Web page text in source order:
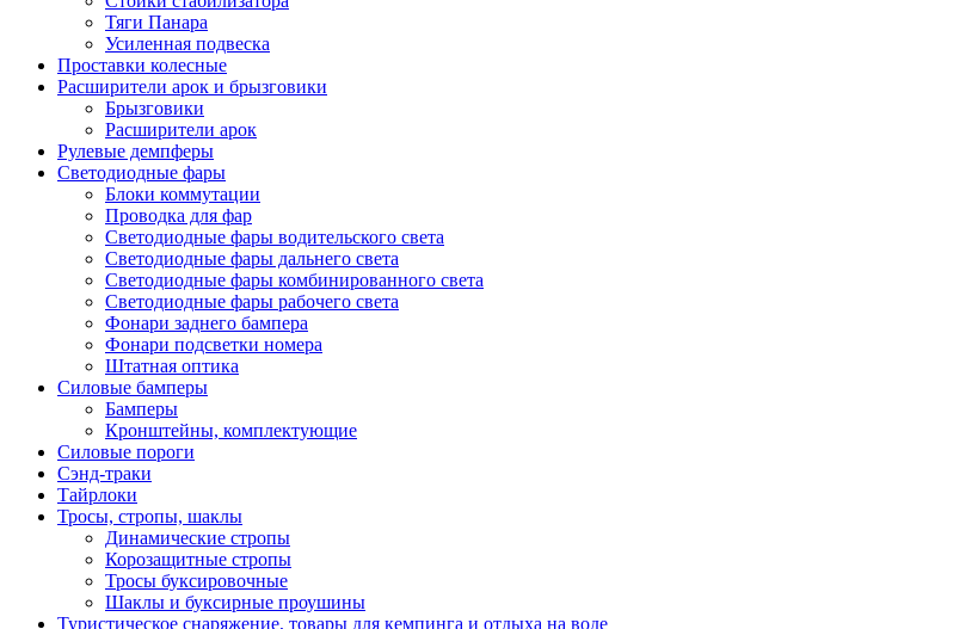
Тяги Панара
Усиленная подвеска
Проставки колесные
Расширители арок и брызговики
Брызговики
Расширители арок
Рулевые демпферы
Светодиодные фары
Блоки коммутации
Проводка для фар
Светодиодные фары водительского света
Светодиодные фары дальнего света
Светодиодные фары комбинированного света
Светодиодные фары рабочего света
Фонари заднего бампера
Фонари подсветки номера
Штатная оптика
Силовые бамперы
Бамперы
Кронштейны, комплектующие
Силовые пороги
Сэнд-траки
Тайрлоки
Тросы, стропы, шаклы
Динамические стропы
Корозащитные стропы
Тросы буксировочные
Шаклы и буксирные проушины
Туристическое снаряжение, товары для кемпинга и отдыха на воде